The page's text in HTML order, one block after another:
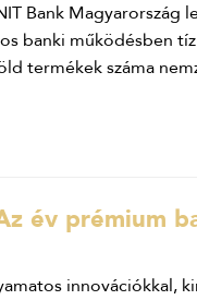
Bank
banki működésben
termékek száma
év prémium